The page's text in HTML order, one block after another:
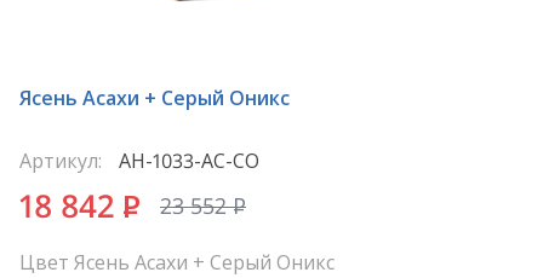
Ясень Асахи + Серый Оникс
Артикул: АН-1033-АС-СО
18 842 P 23 552P
Цвет Ясень Асахи + Серый Оникс